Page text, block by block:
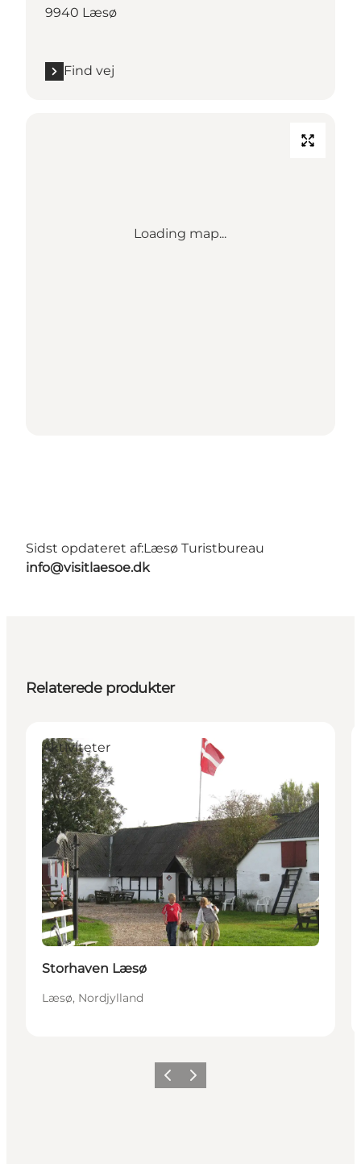
9940 Læsø
Find vej
Loading map...
Sidst opdateret af:Læsø Turistbureau
info@visitlaesoe.dk
Relaterede produkter
Aktiviteter
Storhaven Læsø
Læsø, Nordjylland
ForrigeNæste